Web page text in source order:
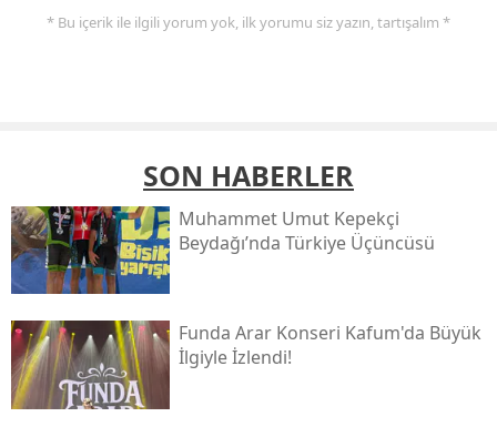
* Bu içerik ile ilgili yorum yok, ilk yorumu siz yazın, tartışalım *
SON HABERLER
Muhammet Umut Kepekçi
Beydağı’nda Türkiye Üçüncüsü
Funda Arar Konseri Kafum'da Büyük
İlgiyle İzlendi!